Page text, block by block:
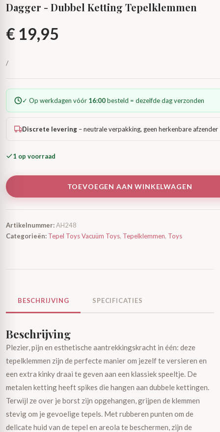
Dagger - Dubbel Ketting Tepelklemmen
€ 19,95
/
✓ Op werkdagen vóór 16:00besteld = dezelfde dag verzonden
Discrete levering – neutrale verpakking, geen herkenbare afzender
1 op voorraad
TOEVOEGEN AAN WINKELWAGEN
Artikelnummer:AH248
Categorieën: Tepel Toys Vacuüm Toys, Tepelklemmen, Toys
BESCHRIJVING SPECIFICATIES
Beschrijving
Plezier, pijn en esthetische aantrekkingskracht in één: deze
tepelklemmen zijn de perfecte manier om jezelf te versieren en
een extra kinky draai te geven aan een klassiek speeltje. De
metalen ketting heeft spikes die hangen aan dubbele kettingen.
Terwijl ze over je borst zijn opgehangen, grijpen de klemmen
stevig om je gevoelige tepels. Met rubberen punten om de
delicate huid van de tepel en areola te beschermen, zijn de